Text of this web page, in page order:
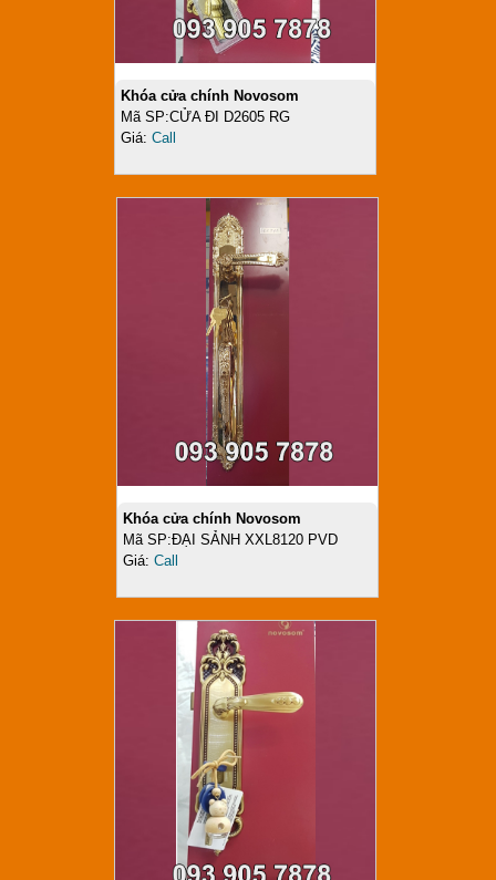
Khóa cửa chính Novosom
Mã SP:CỬA ĐI D2605 RG
Giá: Call
Khóa cửa chính Novosom
Mã SP:ĐẠI SẢNH XXL8120 PVD
Giá:Call